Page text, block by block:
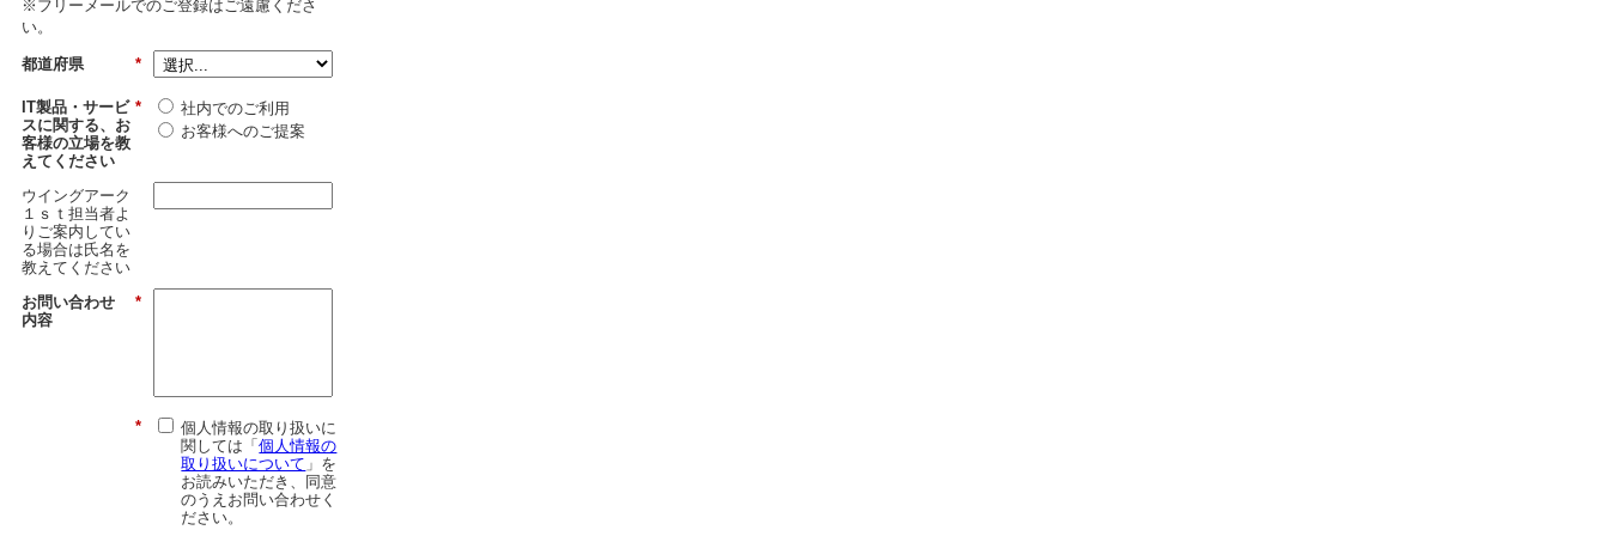
※フリーメールでのご登録はご遠慮くださ
い。
*
都道府県
*
IT製品・サービ
スに関する、お
客様の立場を教
えてください
社内でのご利用
お客様へのご提案
ウイングアーク
１ｓｔ担当者よ
りご案内してい
る場合は氏名を
教えてください
*
お問い合わせ
内容
*
個人情報の取り扱いに
関しては「個人情報の
取り扱いについて 」を
お読みいただき、同意
のうえお問い合わせく
ださい。